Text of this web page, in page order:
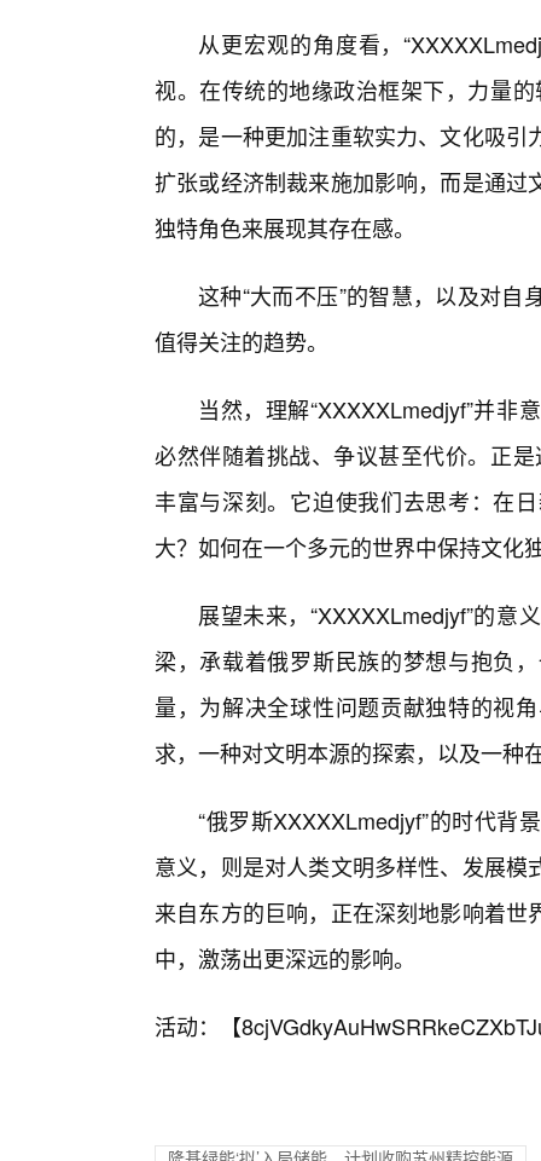
从更宏观的角度看，
视。在传统的地缘政治框架下，力量
的，是一种更加注重软实力、文化吸
扩张或经济制裁来施加影响，而是通
独特角色来展现其存在感。
这种“大而不压”的智慧，以及对
值得关注的趋势。
当然，理解“XXXXXLmedjyf”并
必然伴随着挑战、争议甚至代价。正
丰富与深刻。它迫使我们去思考：在
大？如何在一个多元的世界中保持文化
展望未来，“XXXXXLmedjyf”的意
梁，承载着俄罗斯民族的梦想与抱负
量，为解决全球性问题贡献独特的视
求，一种对文明本源的探索，以及一种
“俄罗斯XXXXXLmedjyf”的时代背
意义，则是对人类文明多样性、发展
来自东方的巨响，正在深刻地影响着
中，激荡出更深远的影响。
活动：【